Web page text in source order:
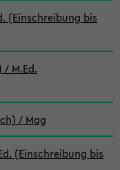
(Einschreibung bis
M.Ed.
/ Mag
(Einschreibung bis